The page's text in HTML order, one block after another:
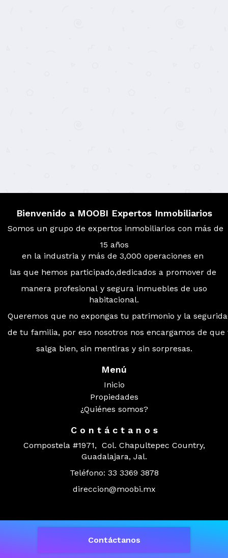
Contáctanos
Bienvenido a MOOBI Expertos Inmobiliarios
Somos un grupo de expertos inmobiliarios con más de
15 años
en la industria y más de 3,000 operaciones en
las que hemos participado,dedicados a promover de
manera profesional y segura inmuebles de uso
habitacional.
Queremos que no expongas tu patrimonio y la
de tu familia, por eso nosotros nos encargamos de que
salga bien, sin mentiras y sin sorpresas.
Menú
Inicio
Propiedades
¿Quiénes somos?
C o n t á c t a n o s
Compostela #1971, Col. Chapultepec Country,
Guadalajara, Jal.
Teléfono: 33 3369 3878
direccion@moobi.mx
Powered byEasyBroker